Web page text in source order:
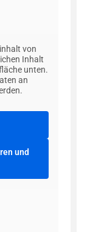
von
Inhalt
unten.
an
und